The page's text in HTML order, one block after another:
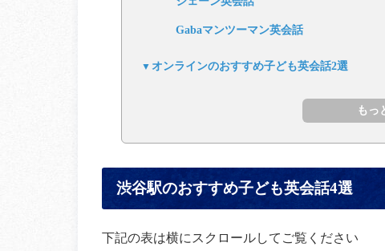
Gabaマンツーマン英会話
オンラインのおすすめ子ども英会話2選
渋谷駅のおすすめ子ども英会話4選
下記の表は横にスクロールしてご覧ください